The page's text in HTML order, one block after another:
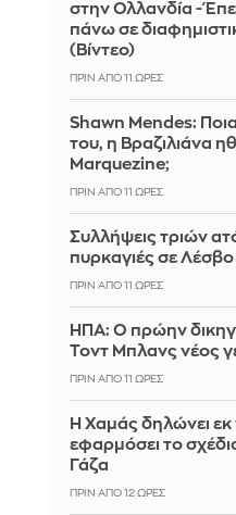
στην Ολλανδία -
πάνω σε
(Βίντεο)
ΠΡΙΝ ΑΠΌ 11 ΏΡΕΣ
Shawn Mendes:
του, η Βραζιλιάνα
Marquezine;
ΠΡΙΝ ΑΠΌ 11 ΏΡΕΣ
Συλλήψεις τριών
πυρκαγιές σε Λέσβο
ΠΡΙΝ ΑΠΌ 11 ΏΡΕΣ
ΗΠΑ: Ο πρώην
Τοντ Μπλανς νέος
ΠΡΙΝ ΑΠΌ 11 ΏΡΕΣ
Η Χαμάς δηλώνει εκ
εφαρμόσει το
Γάζα
ΠΡΙΝ ΑΠΌ 12 ΏΡΕΣ